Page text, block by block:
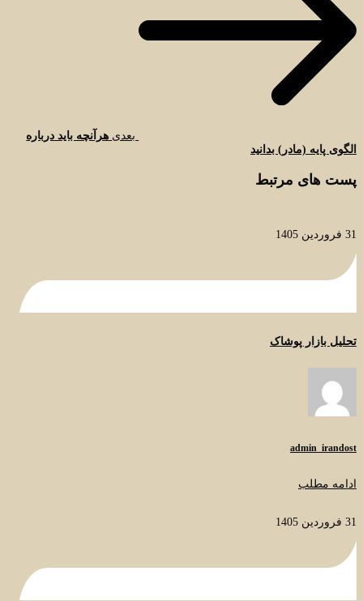
بعدی هرآنچه باید درباره
الگوی پایه (مادر) بدانید
پست های مرتبط
31 فروردین 1405
تحلیل بازار پوشاک
admin_irandost
ادامه مطلب
31 فروردین 1405